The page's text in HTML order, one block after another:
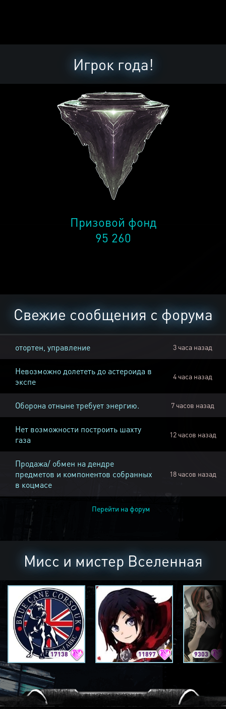
Игрок года!
Призовой фонд
95 260
Свежие сообщения с форума
отортен, управление 3 часа назад
Невозможно долететь до астероида в
экспе
4 часа назад
Оборона отныне требует энергию. 7 часов назад
Нет возможности построить шахту
газа
12 часов назад
Продажа/ обмен на дендре
предметов и компонентов собранных
в коцмасе
18 часов назад
Перейти на форум
Мисс и мистер Вселенная
17138 11897 9303